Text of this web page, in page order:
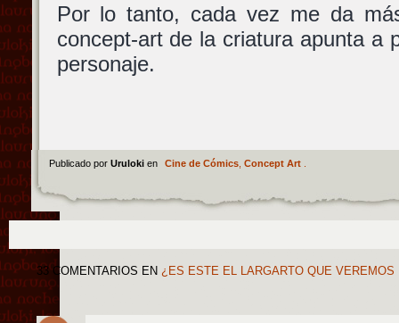
Por lo tanto, cada vez me da
concept-art de la criatura apunta a
personaje.
Publicado por Uruloki en Cine de Cómics, Concept Art.
33 COMENTARIOS EN ¿ES ESTE EL LARGARTO QUE